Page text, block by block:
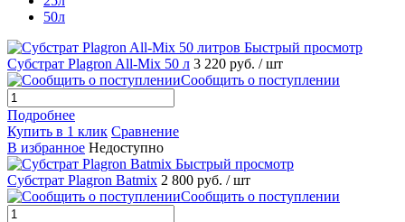
50л
Быстрый просмотр
Субстрат Plagron All-Mix 50 л 3 220 руб. / шт
Сообщить о поступлении
Подробнее
Купить в 1 клик Сравнение
В избранное Недоступно
Быстрый просмотр
Субстрат Plagron Batmix 2 800 руб. / шт
Сообщить о поступлении